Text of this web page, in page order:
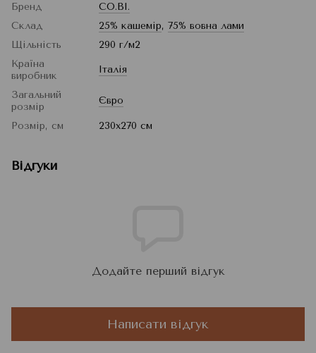
Бренд
CO.BI.
Склад
25% кашемір, 75% вовна лами
Щільність
290 г/м2
Країна
виробник
Італія
Загальний
розмір
Євро
Розмір, см 230x270 см
Відгуки
Додайте перший відгук
Написати відгук